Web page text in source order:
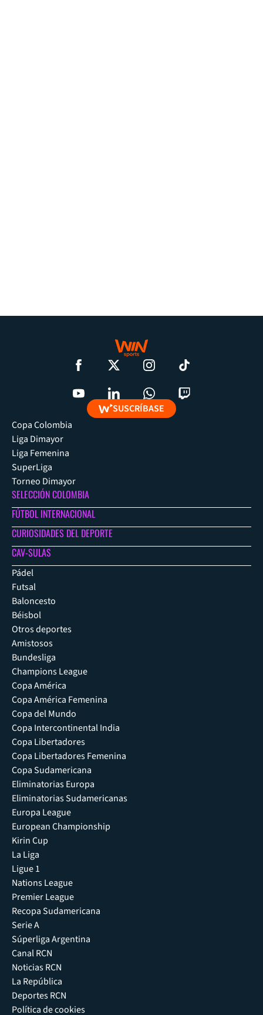
SUSCRÍBASE
Copa Colombia
Liga Dimayor
Liga Femenina
SuperLiga
Torneo Dimayor
SELECCIÓN COLOMBIA
FÚTBOL INTERNACIONAL
CURIOSIDADES DEL DEPORTE
CAV-SULAS
Pádel
Futsal
Baloncesto
Béisbol
Otros deportes
Amistosos
Bundesliga
Champions League
Copa América
Copa América Femenina
Copa del Mundo
Copa Intercontinental India
Copa Libertadores
Copa Libertadores Femenina
Copa Sudamericana
Eliminatorias Europa
Eliminatorias Sudamericanas
Europa League
European Championship
Kirin Cup
La Liga
Ligue 1
Nations League
Premier League
Recopa Sudamericana
Serie A
Súperliga Argentina
Canal RCN
Noticias RCN
La República
Deportes RCN
Política de cookies